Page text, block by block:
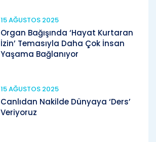
15 AĞUSTOS 2025
Organ Bağışında ‘Hayat Kurtaran
İzin’ Temasıyla Daha Çok İnsan
Yaşama Bağlanıyor
15 AĞUSTOS 2025
Canlıdan Nakilde Dünyaya ‘Ders’
Veriyoruz